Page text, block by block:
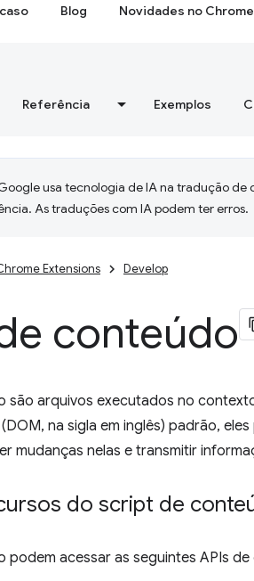
Blog Novidades no Chrome
Referência Exemplos
usa tecnologia de IA na tradução de
As traduções com IA podem ter erros.
Extensions Develop
conteúdo
são arquivos executados no
(DOM, na sigla em inglês) padrão,
mudanças nelas e transmitir
do script de
acessar as seguintes APIs